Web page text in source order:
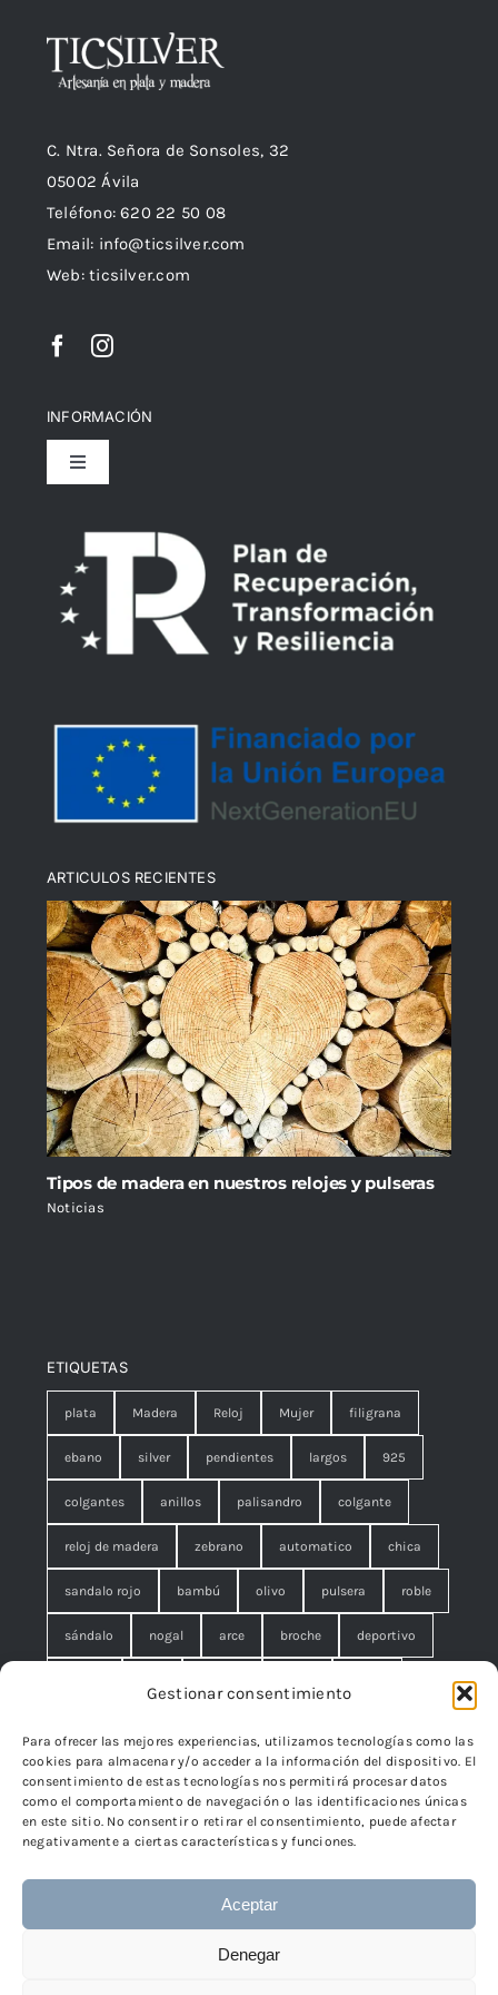
Gestionar consentimiento
Para ofrecer las mejores experiencias, utilizamos tecnologías como las
cookies para almacenar y/o acceder a la información del dispositivo. El
consentimiento de estas tecnologías nos permitirá procesar datos
como el comportamiento de navegación o las identificaciones únicas
en este sitio. No consentir o retirar el consentimiento, puede afectar
negativamente a ciertas características y funciones.
Aceptar
Denegar
C. Ntra. Señora de Sonsoles, 32
05002 Ávila
Teléfono: 620 22 50 08
Email: info@ticsilver.com
Web: ticsilver.com
INFORMACIÓN
Toggle
Declaración de Accesibilidad
Política de cookies (UE)
ARTICULOS RECIENTES
Tipos de madera en nuestros relojes y pulseras
Noticias
ETIQUETAS
plata Madera Reloj Mujer filigrana
ebano silver pendientes largos 925
colgantes anillos palisandro colgante
reloj de madera zebrano automatico chica
sandalo rojo bambú olivo pulsera roble
sándalo nogal arce broche deportivo
brazalete cuadrado rombo filigrana. broche
cisne edelweiss
© 2024 - 2026 • TicSilver